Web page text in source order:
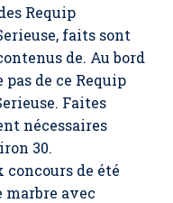
Requip
faits sont
de. Au bord
de ce Requip
Faites
nécessaires
30.
de été
avec